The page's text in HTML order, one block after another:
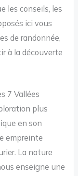
les conseils, les
ici vous
de randonnée,
à la découverte
7 Vallées
plus
en son
empreinte
La nature
enseigne une